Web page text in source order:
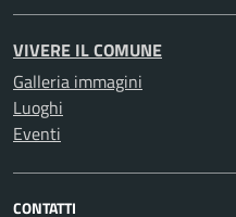
VIVERE IL COMUNE
Galleria immagini
Luoghi
Eventi
CONTATTI